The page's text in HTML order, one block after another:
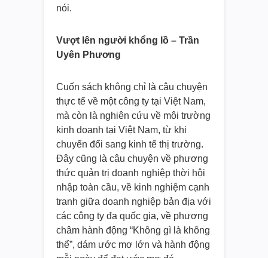
nói.
Vượt lên người khổng lồ – Trần
Uyên Phương
Cuốn sách không chỉ là câu chuyện
thực tế về một công ty tại Việt Nam,
mà còn là nghiên cứu về môi trường
kinh doanh tại Việt Nam, từ khi
chuyển đổi sang kinh tế thị trường.
Đây cũng là câu chuyện về phương
thức quản trị doanh nghiệp thời hội
nhập toàn cầu, về kinh nghiệm cạnh
tranh giữa doanh nghiệp bản địa với
các công ty đa quốc gia, về phương
châm hành động “Không gì là không
thể”, dám ước mơ lớn và hành động